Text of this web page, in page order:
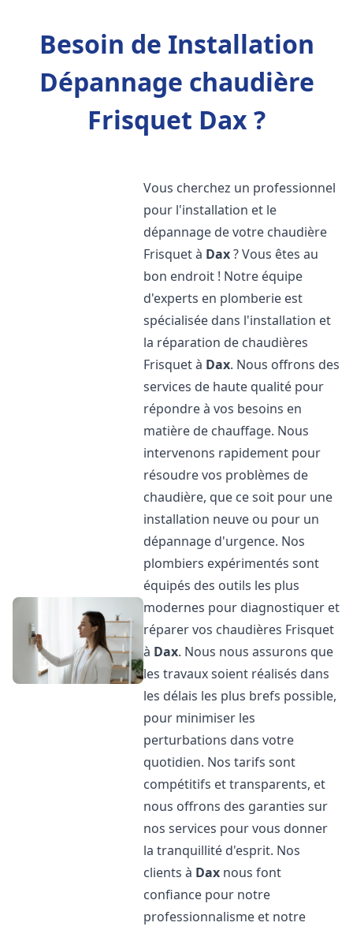
Besoin de Installation
Dépannage chaudière
Frisquet Dax ?
Vous cherchez un professionnel
pour l'installation et le
dépannage de votre chaudière
Frisquet à Dax? Vous êtes au
bon endroit ! Notre équipe
d'experts en plomberie est
spécialisée dans l'installation et
la réparation de chaudières
Frisquet à Dax. Nous offrons des
services de haute qualité pour
répondre à vos besoins en
matière de chauffage. Nous
intervenons rapidement pour
résoudre vos problèmes de
chaudière, que ce soit pour une
installation neuve ou pour un
dépannage d'urgence. Nos
plombiers expérimentés sont
équipés des outils les plus
modernes pour diagnostiquer et
réparer vos chaudières Frisquet
à Dax. Nous nous assurons que
les travaux soient réalisés dans
les délais les plus brefs possible,
pour minimiser les
perturbations dans votre
quotidien. Nos tarifs sont
compétitifs et transparents, et
nous offrons des garanties sur
nos services pour vous donner
la tranquillité d'esprit. Nos
clients à Dax nous font
confiance pour notre
professionnalisme et notre